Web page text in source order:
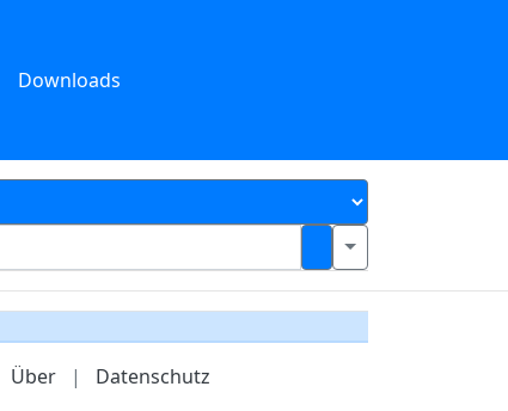
Downloads
Über | Datenschutz